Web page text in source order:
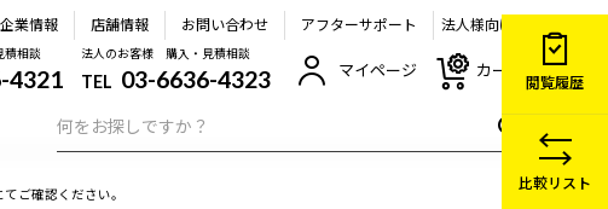
企業情報 店舗情報 お問い合わせ アフターサポート 法人様向け
相談
4321
法人のお客様 購入・見積相談
TEL 03-6636-4323 マイページ カート
ご確認ください。
閲覧履歴
比較リスト